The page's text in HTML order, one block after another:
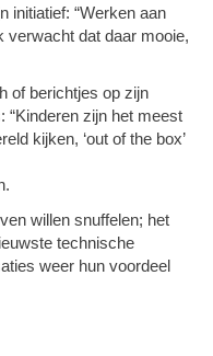
initiatief: “Werken aan
verwacht dat daar mooie,
of berichtjes op zijn
“Kinderen zijn het meest
kijken, ‘out of the box’
willen snuffelen; het
technische
weer hun voordeel